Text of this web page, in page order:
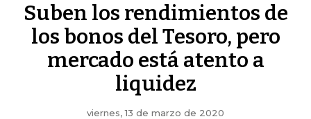
Suben los rendimientos de
los bonos del Tesoro, pero
mercado está atento a
liquidez
viernes, 13 de marzo de 2020